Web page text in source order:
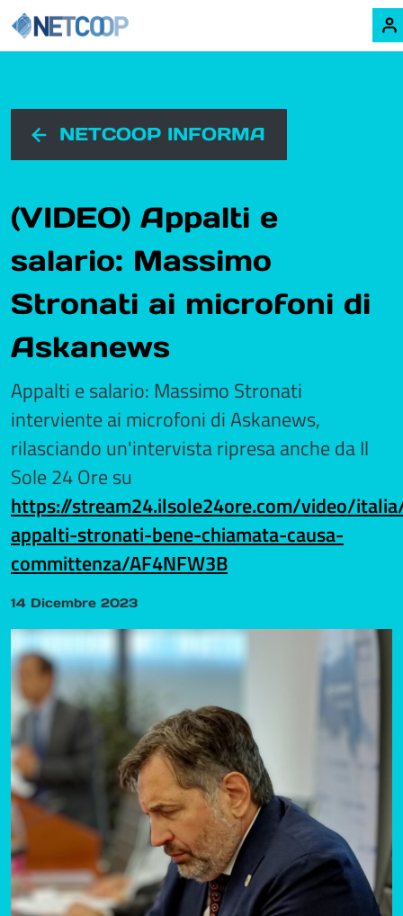
Navigazione principale
NETCOOP INFORMA
(VIDEO) Appalti e
salario: Massimo
Stronati ai microfoni di
Askanews
Appalti e salario: Massimo Stronati
interviente ai microfoni di Askanews,
rilasciando un'intervista ripresa anche da Il
Sole 24 Ore su
https://stream24.ilsole24ore.com/video/
appalti-stronati-bene-chiamata-causa-
committenza/AF4NFW3B
14 Dicembre 2023